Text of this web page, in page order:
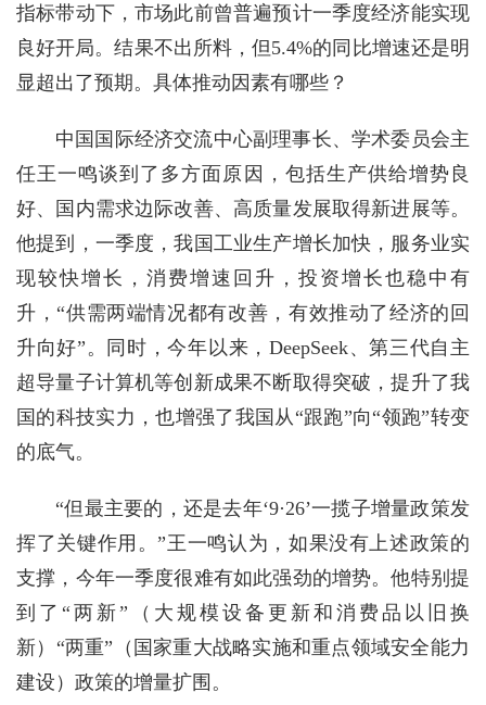
指标带动下，市场此前曾普遍预计一季度经济能实现
良好开局。结果不出所料，但5.4%的同比增速还是明
显超出了预期。具体推动因素有哪些？
中国国际经济交流中心副理事长、学术委员会主
任王一鸣谈到了多方面原因，包括生产供给增势良
好、国内需求边际改善、高质量发展取得新进展等。
他提到，一季度，我国工业生产增长加快，服务业实
现较快增长，消费增速回升，投资增长也稳中有
升，“供需两端情况都有改善，有效推动了经济的回
升向好”。同时，今年以来，DeepSeek、第三代自主
超导量子计算机等创新成果不断取得突破，提升了我
国的科技实力，也增强了我国从“跟跑”向“领跑”转变
的底气。
“但最主要的，还是去年‘9·26’一揽子增量政策发
挥了关键作用。”王一鸣认为，如果没有上述政策的
支撑，今年一季度很难有如此强劲的增势。他特别提
到了“两新”（大规模设备更新和消费品以旧换
新）“两重”（国家重大战略实施和重点领域安全能力
建设）政策的增量扩围。